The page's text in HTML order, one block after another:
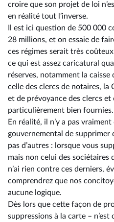
croire que son projet de loi
en réalité tout l’inverse.
Il est ici question de 500 000
28 millions, et on essaie de
ces régimes serait très
ce qui est assez caricatural
réserves, notamment la caisse
celle des clercs de notaires, la
et de prévoyance des clercs
particulièrement bien fournies.
En réalité, il n’y a pas
gouvernemental de supprimer
pas d’autres : lorsque vous
mais non celui des sociétaires
n’ai rien contre ces derniers,
comprendrez que nos
aucune logique.
Dès lors que cette façon de
suppressions à la carte –